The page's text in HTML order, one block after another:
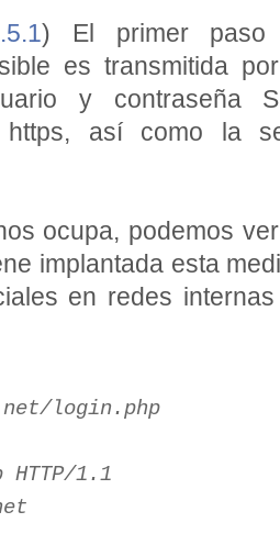
) El primer
es transmitida
y contraseña
https, así como la
ocupa, podemos
implantada esta
en redes
login.php
HTTP/1.1